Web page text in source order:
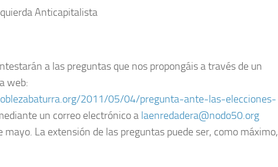
Anticapitalista
a las preguntas que nos propongáis a través de un
web:
2011/05/04/pregunta-ante-las-elecciones-
un correo electrónico a laenredadera@nodo50.org
mayo. La extensión de las preguntas puede ser, como máximo,